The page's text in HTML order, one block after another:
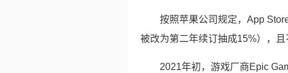
按照苹果公司规定，App
被改为第二年续订抽成15%），且
2021年初，游戏厂商Epic